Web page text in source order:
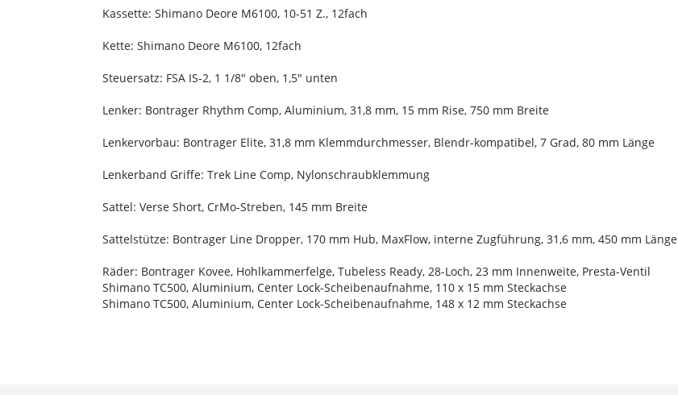
Kassette: Shimano Deore M6100, 10-51 Z., 12fach
Kette: Shimano Deore M6100, 12fach
Steuersatz: FSA IS-2, 1 1/8" oben, 1,5" unten
Lenker: Bontrager Rhythm Comp, Aluminium, 31,8 mm, 15 mm Rise, 750 mm Breite
Lenkervorbau: Bontrager Elite, 31,8 mm Klemmdurchmesser, Blendr-kompatibel, 7 Grad, 80 mm Länge
Lenkerband Griffe: Trek Line Comp, Nylonschraubklemmung
Sattel: Verse Short, CrMo-Streben, 145 mm Breite
Sattelstütze: Bontrager Line Dropper, 170 mm Hub, MaxFlow, interne Zugführung, 31,6 mm, 450 mm Länge
Räder: Bontrager Kovee, Hohlkammerfelge, Tubeless Ready, 28-Loch, 23 mm Innenweite, Presta-Ventil
Shimano TC500, Aluminium, Center Lock-Scheibenaufnahme, 110 x 15 mm Steckachse
Shimano TC500, Aluminium, Center Lock-Scheibenaufnahme, 148 x 12 mm Steckachse